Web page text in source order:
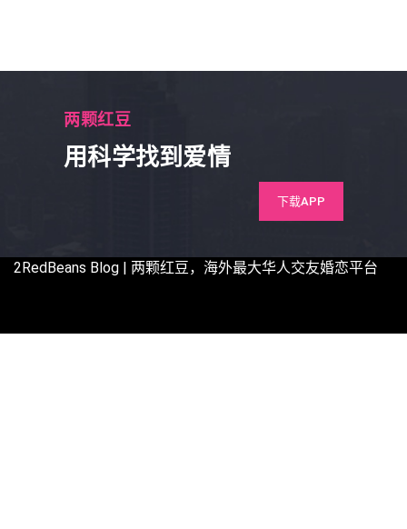
两颗红豆
用科学找到爱情
下载APP
2RedBeans Blog | 两颗红豆，海外最大华人交友婚恋平台